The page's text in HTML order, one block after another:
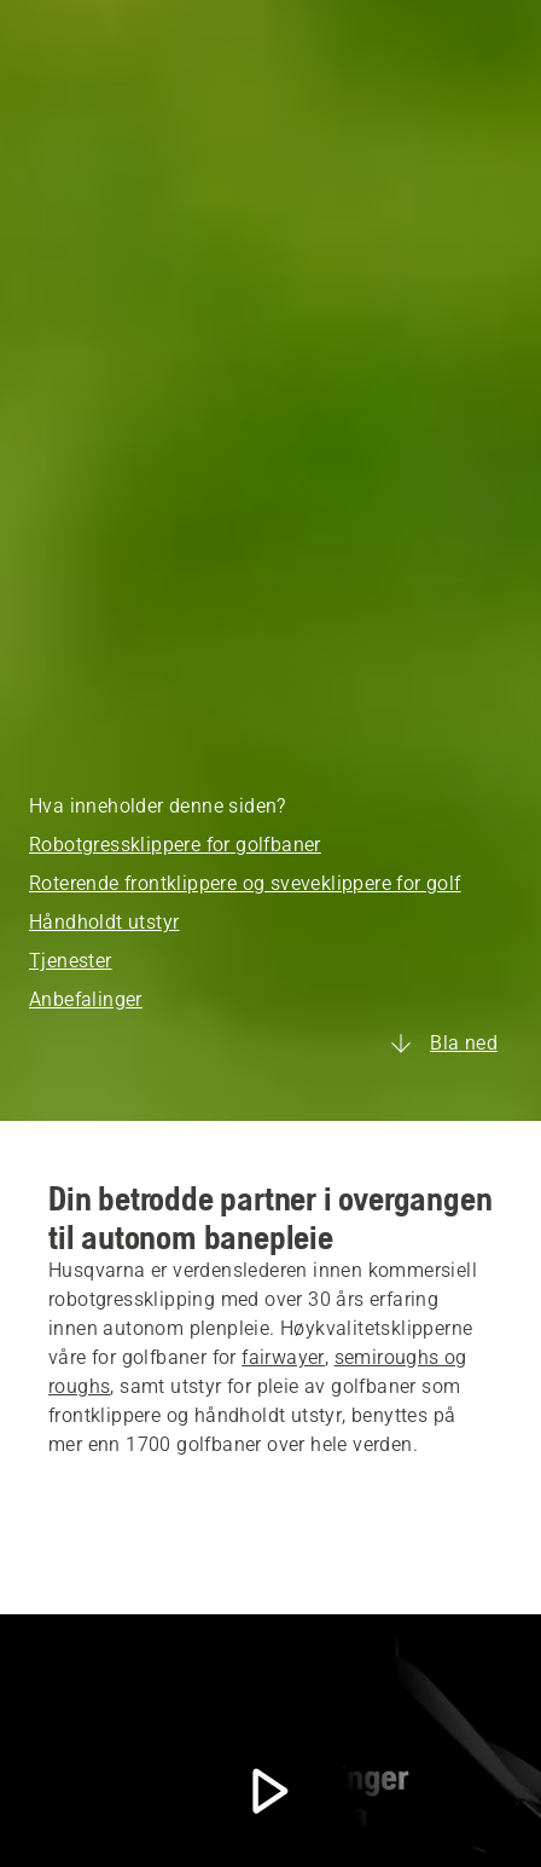
Hva inneholder denne siden?
Robotgressklippere for golfbaner
Roterende frontklippere og sveveklippere for golf
Håndholdt utstyr
Tjenester
Anbefalinger
Bla ned
Din betrodde partner i overgangen
til autonom banepleie
Husqvarna er verdenslederen innen kommersiell
robotgressklipping med over 30 års erfaring
innen autonom plenpleie. Høykvalitetsklipperne
våre for golfbaner forfairwayer, semiroughs og
roughs, samt utstyr for pleie av golfbaner som
frontklippere og håndholdt utstyr, benyttes på
mer enn 1700 golfbaner over hele verden.